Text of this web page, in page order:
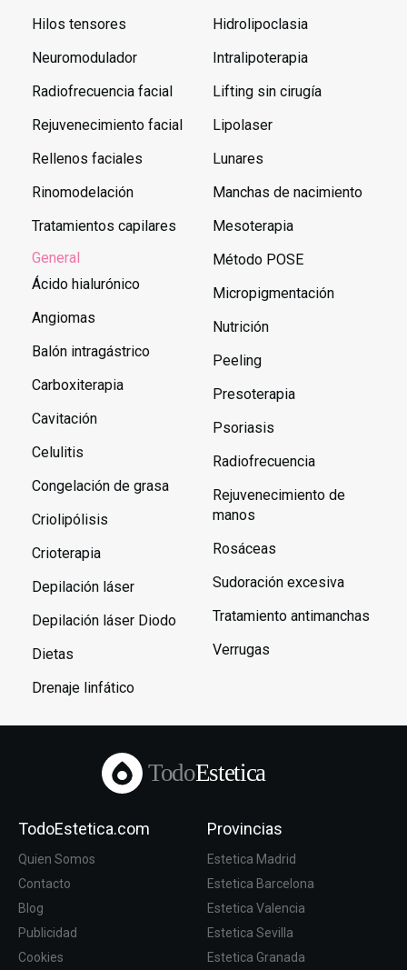
Hilos tensores
Neuromodulador
Radiofrecuencia facial
Rejuvenecimiento facial
Rellenos faciales
Rinomodelación
Tratamientos capilares
General
Ácido hialurónico
Angiomas
Balón intragástrico
Carboxiterapia
Cavitación
Celulitis
Congelación de grasa
Criolipólisis
Crioterapia
Depilación láser
Depilación láser Diodo
Dietas
Drenaje linfático
Hidrolipoclasia
Intralipoterapia
Lifting sin cirugía
Lipolaser
Lunares
Manchas de nacimiento
Mesoterapia
Método POSE
Micropigmentación
Nutrición
Peeling
Presoterapia
Psoriasis
Radiofrecuencia
Rejuvenecimiento de
manos
Rosáceas
Sudoración excesiva
Tratamiento antimanchas
Verrugas
TodoEstetica
TodoEstetica.com
Quien Somos
Contacto
Blog
Publicidad
Cookies
Provincias
Estetica Madrid
Estetica Barcelona
Estetica Valencia
Estetica Sevilla
Estetica Granada